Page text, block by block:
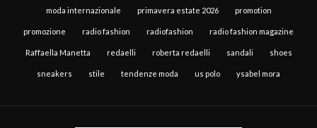
moda internazionale primavera estate 2026 promotion
promozione radio fashion radiofashion radio fashion magazine
Raffaella Manetta redaelli roberta redaelli sandali shoes
sneakers stile tendenze moda us polo ysabel mora